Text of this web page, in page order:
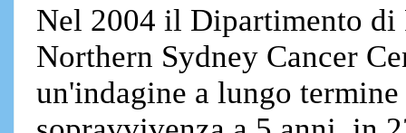
Nel 2004 il Dipartimento di
Northern Sydney Cancer
un'indagine a lungo